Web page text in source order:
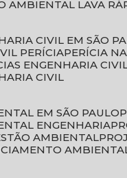
AMBIENTAL LAVA
CIVIL EM SÃO
PERÍCIA
PERÍCIA
ENGENHARIA
CIVIL
EM SÃO PAULO
ENGENHARIA
AMBIENTAL